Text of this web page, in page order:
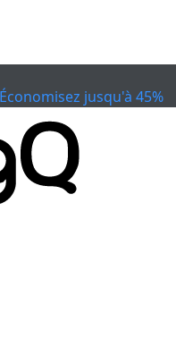
Économisez jusqu'à 45%